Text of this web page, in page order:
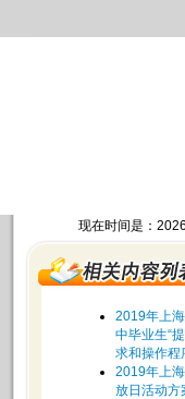
现在时间是：
2019年上
中毕业生“
求和操作程
2019年上
放日活动方